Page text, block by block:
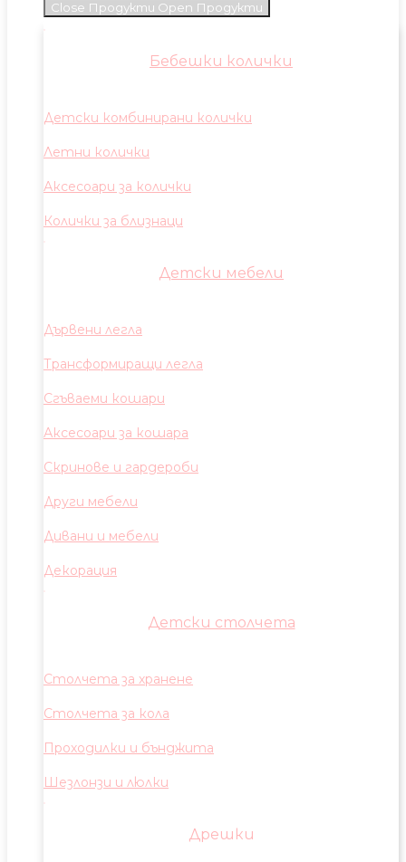
Close Продукти Open Продукти
Бебешки колички
Детски комбинирани колички
Летни колички
Аксесоари за колички
Колички за близнаци
Детски мебели
Дървени легла
Трансформиращи легла
Сгъваеми кошари
Аксесоари за кошара
Скринове и гардероби
Други мебели
Дивани и мебели
Декорация
Детски столчета
Столчета за хранене
Столчета за кола
Проходилки и бънджита
Шезлонзи и люлки
Дрешки